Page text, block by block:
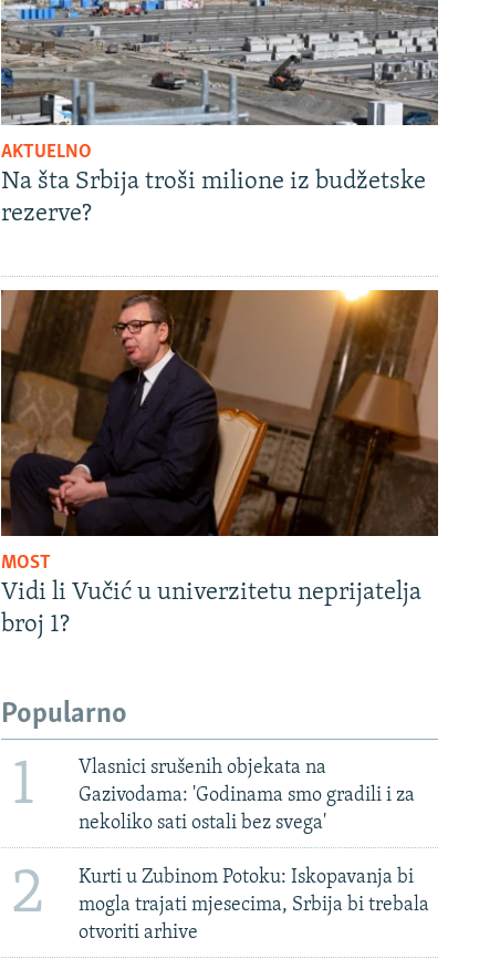
AKTUELNO
Na šta Srbija troši milione iz budžetske
rezerve?
MOST
Vidi li Vučić u univerzitetu neprijatelja
broj 1?
Popularno
1
Vlasnici srušenih objekata na
Gazivodama: 'Godinama smo gradili i za
nekoliko sati ostali bez svega'
2
Kurti u Zubinom Potoku: Iskopavanja bi
mogla trajati mjesecima, Srbija bi trebala
otvoriti arhive